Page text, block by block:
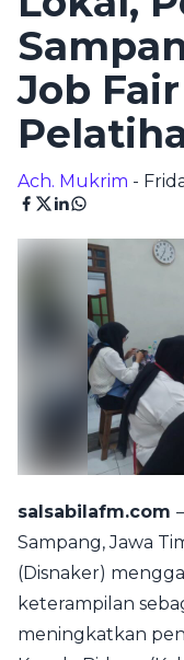
Job
Ach. Mukrim -
salsabilafm.com
Sampang, Jawa
(Disnaker)
keterampilan
meningkatkan